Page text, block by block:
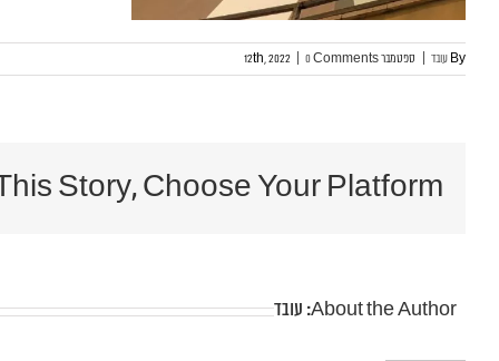
By עובד ספטמבר 12th, 20220 Comments
Story, Choose Your Platform!
About the Author: עובד